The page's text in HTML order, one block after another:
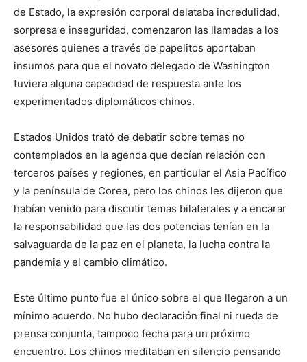
de Estado, la expresión corporal delataba incredulidad,
sorpresa e inseguridad, comenzaron las llamadas a los
asesores quienes a través de papelitos aportaban
insumos para que el novato delegado de Washington
tuviera alguna capacidad de respuesta ante los
experimentados diplomáticos chinos.
Estados Unidos trató de debatir sobre temas no
contemplados en la agenda que decían relación con
terceros países y regiones, en particular el Asia Pacífico
y la península de Corea, pero los chinos les dijeron que
habían venido para discutir temas bilaterales y a encarar
la responsabilidad que las dos potencias tenían en la
salvaguarda de la paz en el planeta, la lucha contra la
pandemia y el cambio climático.
Este último punto fue el único sobre el que llegaron a un
mínimo acuerdo. No hubo declaración final ni rueda de
prensa conjunta, tampoco fecha para un próximo
encuentro. Los chinos meditaban en silencio pensando